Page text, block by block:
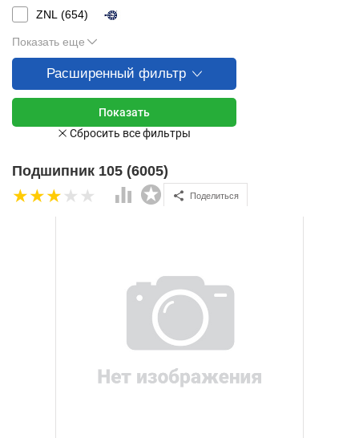
ZNL (654)
Показать еще
Расширенный фильтр
Подшипник 105 (6005)
Поделиться